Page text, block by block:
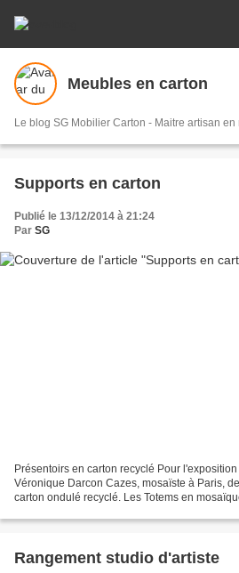
Meubles en carton
Le blog SG Mobilier Carton - Maitre artisan en
Supports en carton
Publié le 13/12/2014 à 21:24
Par SG
Présentoirs en carton recyclé Pour
Véronique Darcon Cazes, mosaïste à Paris,
carton ondulé recyclé. Les Totems en
Rangement studio d'artiste